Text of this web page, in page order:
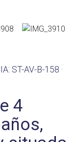
ST-AV-B-158 ·
4